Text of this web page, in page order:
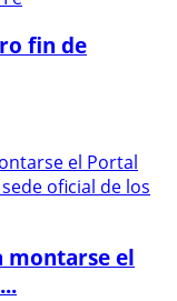
fin de
montarse el